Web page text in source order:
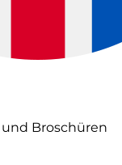
Broschüren